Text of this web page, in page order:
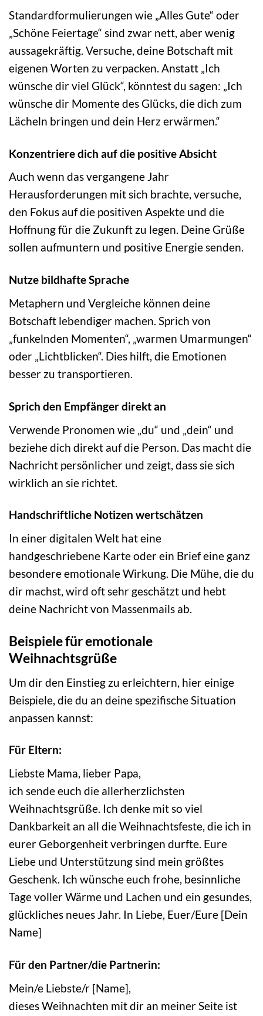
Standardformulierungen wie „Alles Gute“ oder
„Schöne Feiertage“ sind zwar nett, aber wenig
aussagekräftig. Versuche, deine Botschaft mit
eigenen Worten zu verpacken. Anstatt „Ich
wünsche dir viel Glück“, könntest du sagen: „Ich
wünsche dir Momente des Glücks, die dich zum
Lächeln bringen und dein Herz erwärmen.“
Konzentriere dich auf die positive Absicht
Auch wenn das vergangene Jahr
Herausforderungen mit sich brachte, versuche,
den Fokus auf die positiven Aspekte und die
Hoffnung für die Zukunft zu legen. Deine Grüße
sollen aufmuntern und positive Energie senden.
Nutze bildhafte Sprache
Metaphern und Vergleiche können deine
Botschaft lebendiger machen. Sprich von
„funkelnden Momenten“, „warmen Umarmungen“
oder „Lichtblicken“. Dies hilft, die Emotionen
besser zu transportieren.
Sprich den Empfänger direkt an
Verwende Pronomen wie „du“ und „dein“ und
beziehe dich direkt auf die Person. Das macht die
Nachricht persönlicher und zeigt, dass sie sich
wirklich an sie richtet.
Handschriftliche Notizen wertschätzen
In einer digitalen Welt hat eine
handgeschriebene Karte oder ein Brief eine ganz
besondere emotionale Wirkung. Die Mühe, die du
dir machst, wird oft sehr geschätzt und hebt
deine Nachricht von Massenmails ab.
Beispiele für emotionale
Weihnachtsgrüße
Um dir den Einstieg zu erleichtern, hier einige
Beispiele, die du an deine spezifische Situation
anpassen kannst:
Für Eltern:
Liebste Mama, lieber Papa,
ich sende euch die allerherzlichsten
Weihnachtsgrüße. Ich denke mit so viel
Dankbarkeit an all die Weihnachtsfeste, die ich in
eurer Geborgenheit verbringen durfte. Eure
Liebe und Unterstützung sind mein größtes
Geschenk. Ich wünsche euch frohe, besinnliche
Tage voller Wärme und Lachen und ein gesundes,
glückliches neues Jahr. In Liebe, Euer/Eure [Dein
Name]
Für den Partner/die Partnerin:
Mein/e Liebste/r [Name],
dieses Weihnachten mit dir an meiner Seite ist